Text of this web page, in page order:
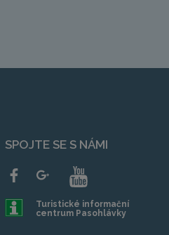
SPOJTE SE S NÁMI
Turistické informační
centrum Pasohlávky